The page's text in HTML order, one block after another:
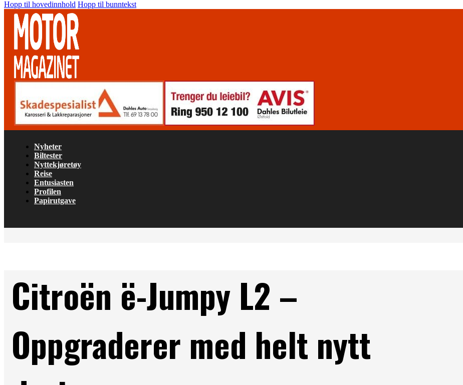
Hopp til hovedinnhold Hopp til bunntekst
Nyheter
Biltester
Nyttekjøretøy
Reise
Entusiasten
Profilen
Papirutgave
Citroën ë-Jumpy L2 –
Oppgraderer med helt nytt